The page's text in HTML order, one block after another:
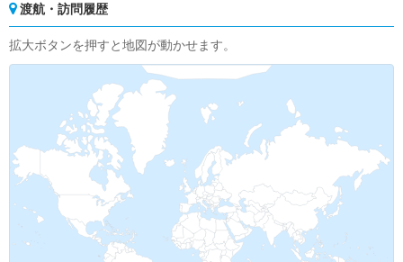
渡航・訪問履歴
拡大ボタンを押すと地図が動かせます。